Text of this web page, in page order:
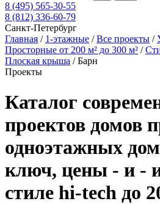
8 (495) 565-30-55
8 (812) 336-60-79
Санкт-Петербург
Главная / 1-этажные /Все проекты /
Просторные от 200 м² до 300 м² /
Плоская крыша /Барн
Проекты
Каталог
проектов домов
одноэтажных
ключ, цены - и -
стиле hi-tech до